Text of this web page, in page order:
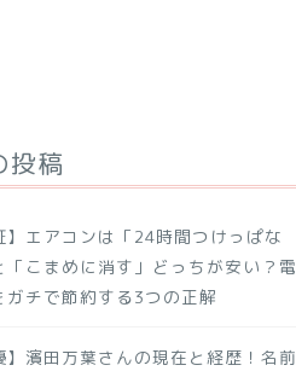
投稿
】エアコンは「24時間つけっぱな
「こまめに消す」どっちが安い？電
ガチで節約する3つの正解
】濱田万葉さんの現在と経歴！名前